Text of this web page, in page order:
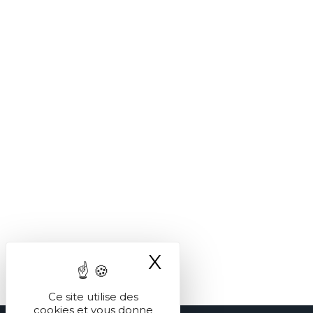
Ce site utilise des
cookies et vous donne
X